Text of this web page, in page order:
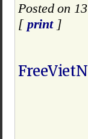
Posted on
[ print]